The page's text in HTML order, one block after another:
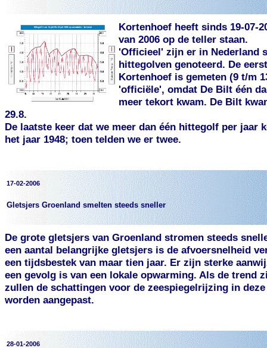
Kortenhoef heeft sinds 19-07-
van 2006 op de teller staan.
'Officieel' zijn er in Nederland
hittegolven genoteerd. De
Kortenhoef is gemeten (9 t/m
'officiële', omdat De Bilt één
meer tekort kwam. De Bilt
29.8.
De laatste keer dat we meer dan één hittegolf per jaar
het jaar 1948; toen telden we er twee.
17-02-2006
Gletsjers Groenland smelten steeds sneller
De grote gletsjers van Groenland stromen steeds
een aantal belangrijke gletsjers is de afvoersnelheid
een tijdsbestek van maar tien jaar. Er zijn sterke
een gevolg is van een lokale opwarming. Als de trend
zullen de schattingen voor de zeespiegelrijzing in deze
worden aangepast.
28-01-2006